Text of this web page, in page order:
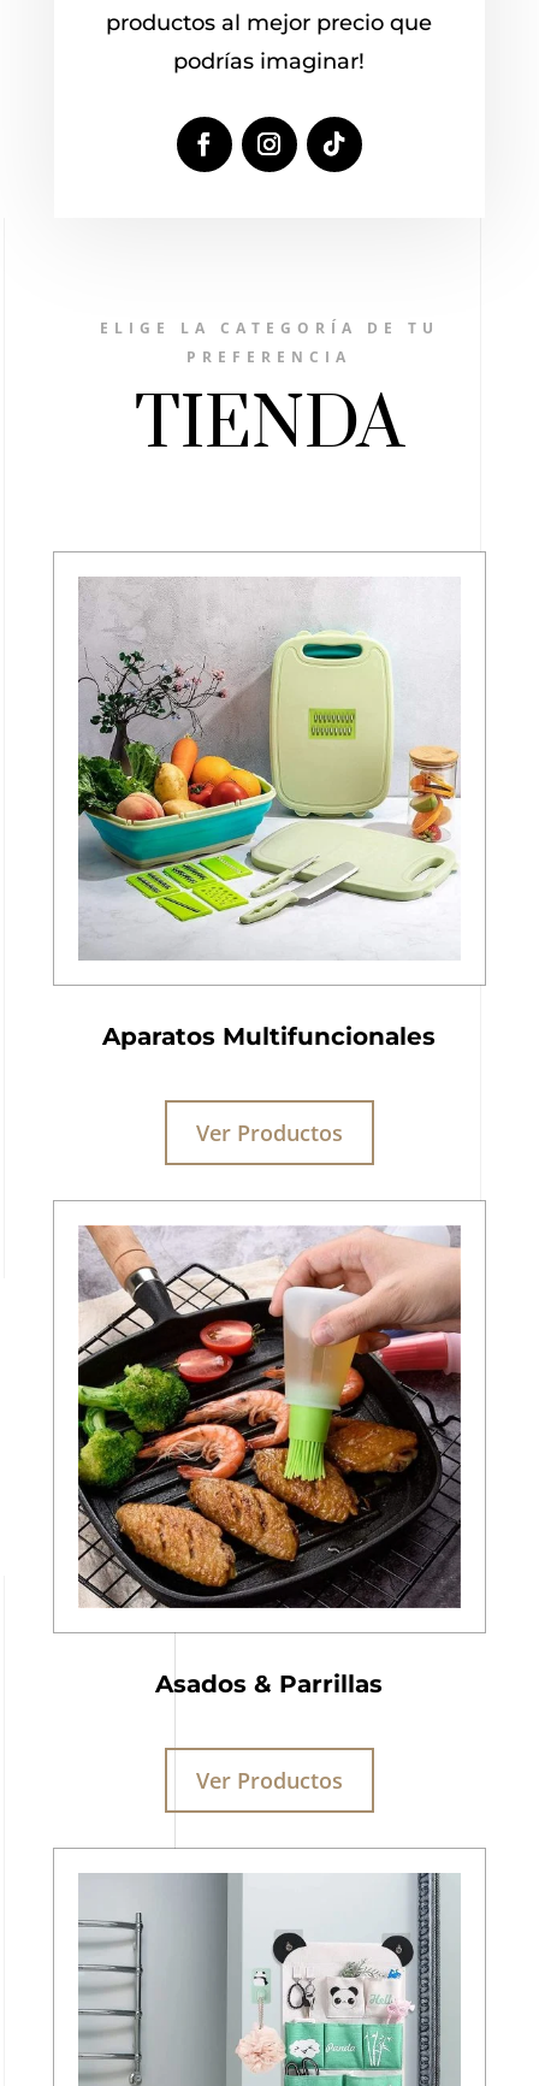
productos al mejor precio que
podrías imaginar!
ELIGE LA CATEGORÍA DE TU
PREFERENCIA
TIENDA
Aparatos Multifuncionales
Ver Productos
Asados & Parrillas
Ver Productos